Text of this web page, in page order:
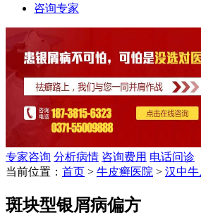
咨询专家
专家咨询 分析病情 咨询费用 电话问诊
当前位置： 首页 > 牛皮癣医院 > 汉中
斑块型银屑病偏方